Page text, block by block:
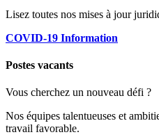
Lisez toutes nos mises à jour
COVID-19 Information
Postes vacants
Vous cherchez un nouveau défi ?
Nos équipes talentueuses et
travail favorable.